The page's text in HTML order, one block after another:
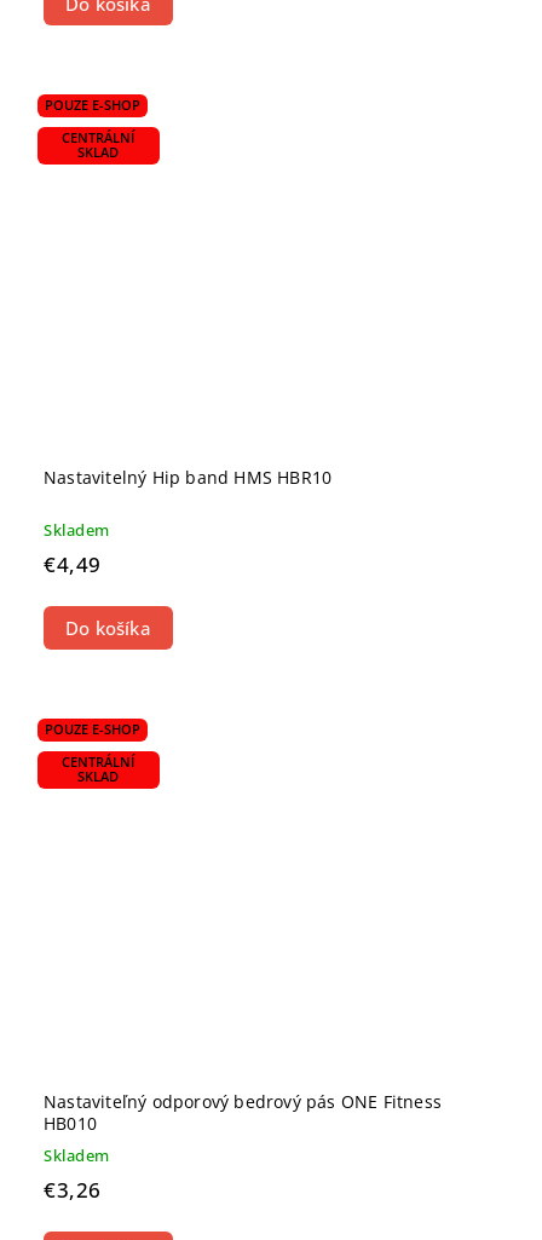
POUZE E-SHOP
CENTRÁLNÍ
SKLAD
Nastavitelný Hip band HMS HBR10
Skladem
€4,49
Do košíka
POUZE E-SHOP
CENTRÁLNÍ
SKLAD
Nastaviteľný odporový bedrový pás ONE Fitness
HB010
Skladem
€3,26